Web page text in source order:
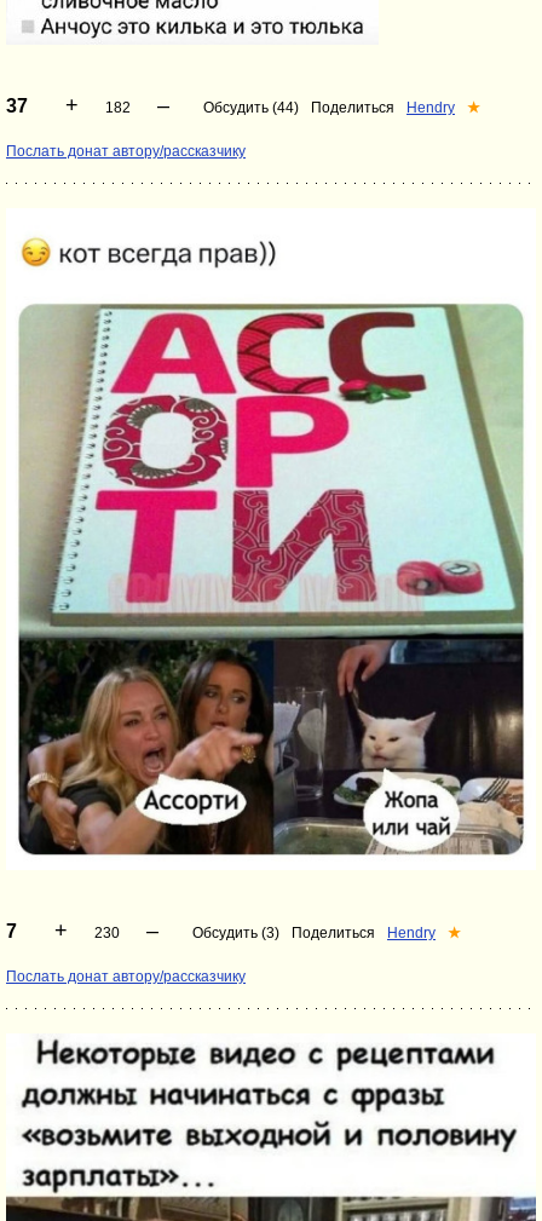
37 + 182 – Обсудить (44) Поделиться Hendry ★
Послать донат автору/рассказчику
7 + 230 – Обсудить (3) Поделиться Hendry ★
Послать донат автору/рассказчику